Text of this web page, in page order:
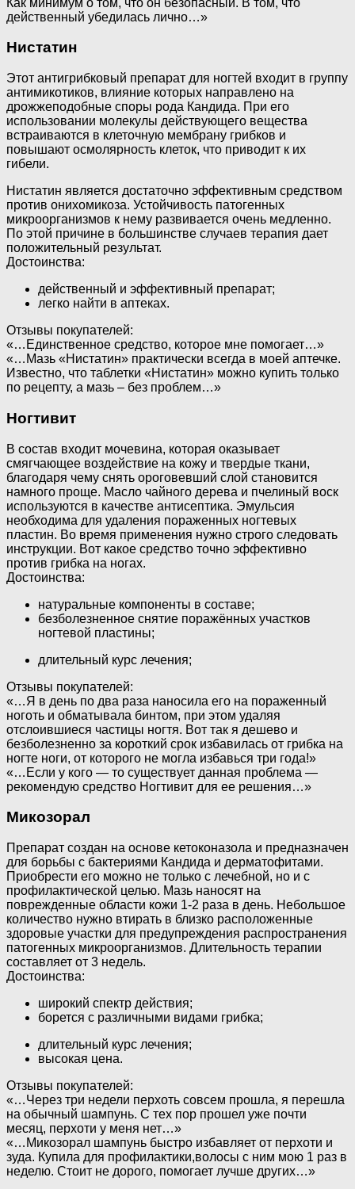
действенный убедилась лично…»
Нистатин
Этот антигрибковый препарат для ногтей входит в группу
антимикотиков, влияние которых направлено на
дрожжеподобные споры рода Кандида. При его
использовании молекулы действующего вещества
встраиваются в клеточную мембрану грибков и
повышают осмолярность клеток, что приводит к их
гибели.
Нистатин является достаточно эффективным средством
против онихомикоза. Устойчивость патогенных
микроорганизмов к нему развивается очень медленно.
По этой причине в большинстве случаев терапия дает
положительный результат.
Достоинства:
действенный и эффективный препарат;
легко найти в аптеках.
Отзывы покупателей:
«…Единственное средство, которое мне помогает…»
«…Мазь «Нистатин» практически всегда в моей аптечке.
Известно, что таблетки «Нистатин» можно купить только
по рецепту, а мазь – без проблем…»
Ногтивит
В состав входит мочевина, которая оказывает
смягчающее воздействие на кожу и твердые ткани,
благодаря чему снять ороговевший слой становится
намного проще. Масло чайного дерева и пчелиный воск
используются в качестве антисептика. Эмульсия
необходима для удаления пораженных ногтевых
пластин. Во время применения нужно строго следовать
инструкции. Вот какое средство точно эффективно
против грибка на ногах.
Достоинства:
натуральные компоненты в составе;
безболезненное снятие поражённых участков
ногтевой пластины;
длительный курс лечения;
Отзывы покупателей:
«…Я в день по два раза наносила его на пораженный
ноготь и обматывала бинтом, при этом удаляя
отслоившиеся частицы ногтя. Вот так я дешево и
безболезненно за короткий срок избавилась от грибка на
ногте ноги, от которого не могла избавься три года!»
«…Если у кого — то существует данная проблема —
рекомендую средство Ногтивит для ее решения…»
Микозорал
Препарат создан на основе кетоконазола и предназначен
для борьбы с бактериями Кандида и дерматофитами.
Приобрести его можно не только с лечебной, но и с
профилактической целью. Мазь наносят на
поврежденные области кожи 1-2 раза в день. Небольшое
количество нужно втирать в близко расположенные
здоровые участки для предупреждения распространения
патогенных микроорганизмов. Длительность терапии
составляет от 3 недель.
Достоинства:
широкий спектр действия;
борется с различными видами грибка;
длительный курс лечения;
высокая цена.
Отзывы покупателей:
«…Через три недели перхоть совсем прошла, я перешла
на обычный шампунь. С тех пор прошел уже почти
месяц, перхоти у меня нет…»
«…Микозорал шампунь быстро избавляет от перхоти и
зуда. Купила для профилактики,волосы с ним мою 1 раз в
неделю. Стоит не дорого, помогает лучше других…»